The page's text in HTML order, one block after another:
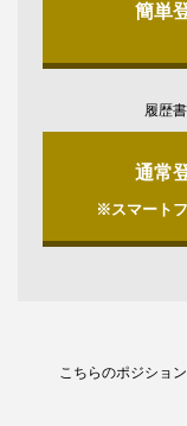
簡単
履歴
通常
※スマート
こちらのポジショ